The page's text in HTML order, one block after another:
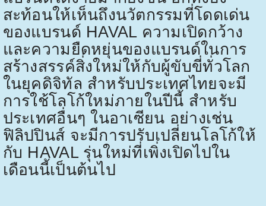
สะท้อนให้เห็นถึงนวัตกรรมที่โดดเด่น
ของแบรนด์ HAVAL ความเปิดกว้าง
และความยืดหยุ่นของแบรนด์ในการ
สร้างสรรค์สิ่งใหม่ให้กับผู้ขับขี่ทั่วโลก
ในยุคดิจิทัล สำหรับประเทศไทยจะมี
การใช้โลโก้ใหม่ภายในปีนี้ สำหรับ
ประเทศอื่นๆ ในอาเซียน อย่างเช่น
ฟิลิปปินส์ จะมีการปรับเปลี่ยนโลโก้ให้
กับ HAVAL รุ่นใหม่ที่เพิ่งเปิดไปใน
เดือนนี้เป็นต้นไป